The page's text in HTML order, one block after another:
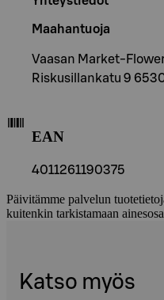
Maahantuoja
Vaasan Market-
Riskusillankatu 9
EAN
4011261190375
Päivitämme palvelun
kuitenkin tarkistamaan
Katso myös